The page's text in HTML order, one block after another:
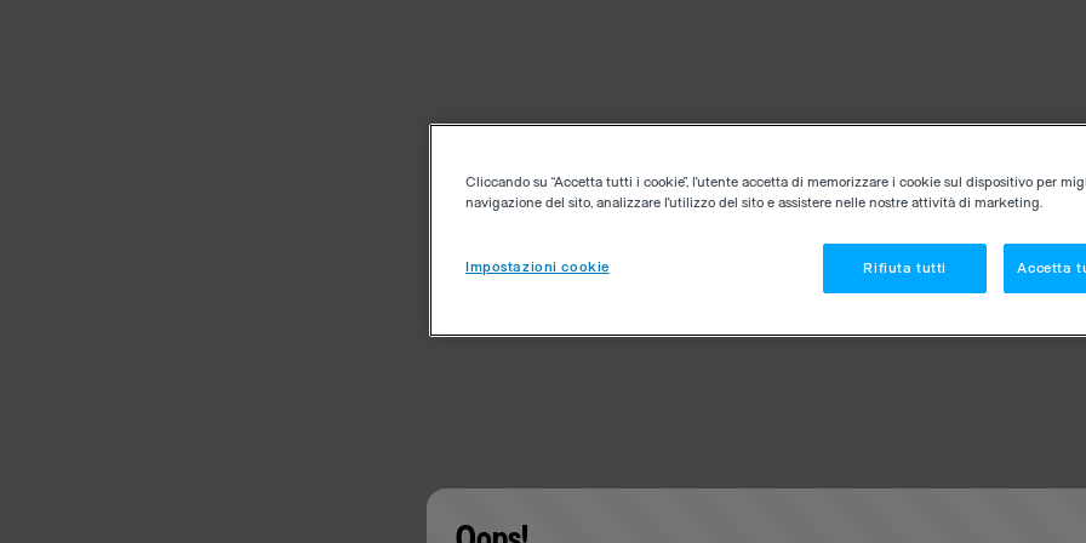
Cliccando su “Accetta tutti i cookie”, l'utente accetta di memorizzare i cookie sul dispositivo per
navigazione del sito, analizzare l'utilizzo del sito e assistere nelle nostre attività di marketing.
Impostazioni cookie Rifiuta tutti Accetta